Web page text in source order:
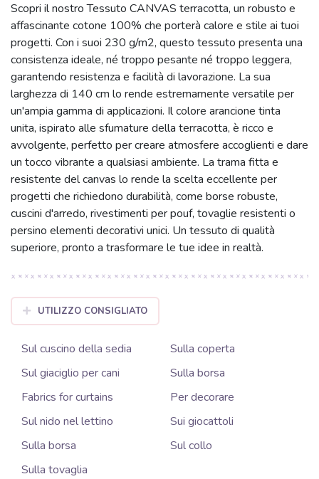
Scopri il nostro Tessuto CANVAS terracotta, un robusto e
affascinante cotone 100% che porterà calore e stile ai tuoi
progetti. Con i suoi 230 g/m2, questo tessuto presenta una
consistenza ideale, né troppo pesante né troppo leggera,
garantendo resistenza e facilità di lavorazione. La sua
larghezza di 140 cm lo rende estremamente versatile per
un'ampia gamma di applicazioni. Il colore arancione tinta
unita, ispirato alle sfumature della terracotta, è ricco e
avvolgente, perfetto per creare atmosfere accoglienti e dare
un tocco vibrante a qualsiasi ambiente. La trama fitta e
resistente del canvas lo rende la scelta eccellente per
progetti che richiedono durabilità, come borse robuste,
cuscini d'arredo, rivestimenti per pouf, tovaglie resistenti o
persino elementi decorativi unici. Un tessuto di qualità
superiore, pronto a trasformare le tue idee in realtà.
UTILIZZO CONSIGLIATO
Sul cuscino della sedia
Sulla coperta
Sul giaciglio per cani
Sulla borsa
Fabrics for curtains
Per decorare
Sul nido nel lettino
Sui giocattoli
Sulla borsa
Sul collo
Sulla tovaglia